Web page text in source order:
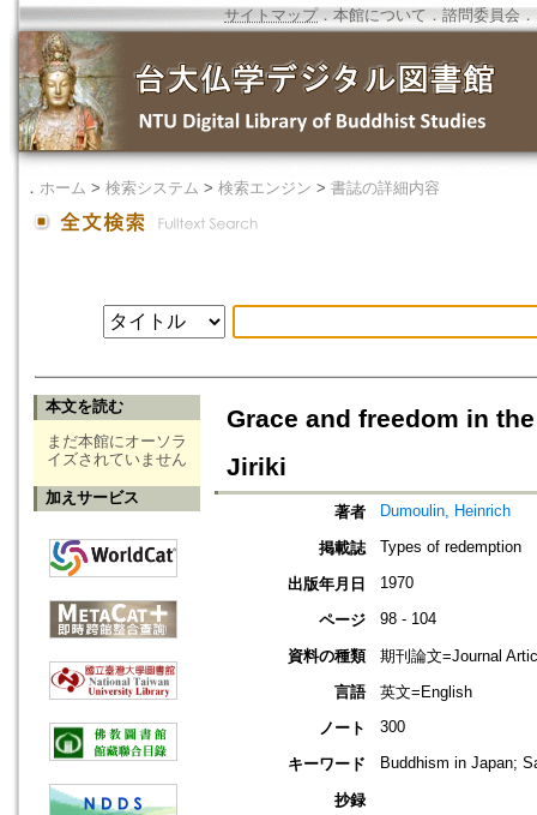
サイトマップ．本館について ． 諮問委員会 ．
． ホーム > 検索システム > 検索エンジン > 書誌の詳細内容
本文を読む
まだ本館にオーソラ
イズされていません
加えサービス
Grace and freedom in
Jiriki
著者 Dumoulin, Heinrich
掲載誌 Types of redemption
出版年月日 1970
ページ 98 - 104
資料の種類
期刊論文=Journal
言語
英文=English
ノート
300
キーワード Buddhism in Japan;
抄録